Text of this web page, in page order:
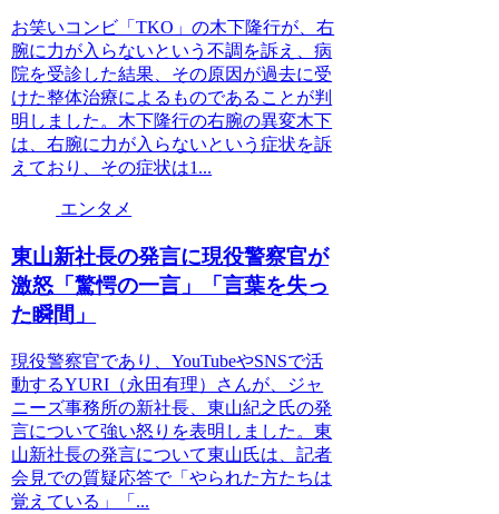
お笑いコンビ「TKO」の木下隆行が、右
腕に力が入らないという不調を訴え、病
院を受診した結果、その原因が過去に受
けた整体治療によるものであることが判
明しました。木下隆行の右腕の異変木下
は、右腕に力が入らないという症状を訴
えており、その症状は1...
エンタメ
東山新社長の発言に現役警察官が
激怒「驚愕の一言」「言葉を失っ
た瞬間」
現役警察官であり、YouTubeやSNSで活
動するYURI（永田有理）さんが、ジャ
ニーズ事務所の新社長、東山紀之氏の発
言について強い怒りを表明しました。東
山新社長の発言について東山氏は、記者
会見での質疑応答で「やられた方たちは
覚えている」「...